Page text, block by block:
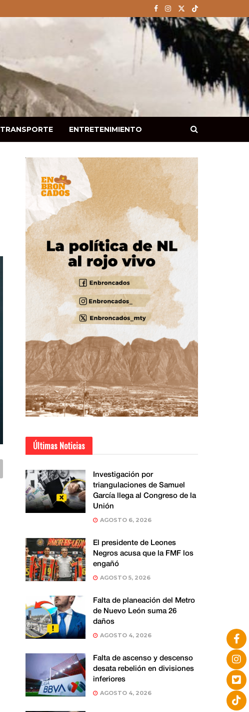
TRANSPORTE ENTRETENIMIENTO
Últimas Noticias
Investigación por
triangulaciones de Samuel
García llega al Congreso de la
Unión
AGOSTO 6, 2026
El presidente de Leones
Negros acusa que la FMF los
engañó
AGOSTO 5, 2026
Falta de planeación del Metro
de Nuevo León suma 26
daños
AGOSTO 4, 2026
Falta de ascenso y descenso
desata rebelión en divisiones
inferiores
AGOSTO 4, 2026